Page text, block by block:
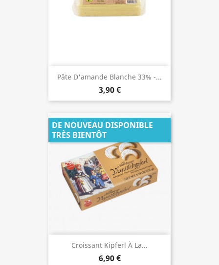
Pâte D'amande Blanche 33% -...
3,90 €
Croissant Kipferl À La...
6,90 €
DE NOUVEAU DISPONIBLE
TRÈS BIENTÔT